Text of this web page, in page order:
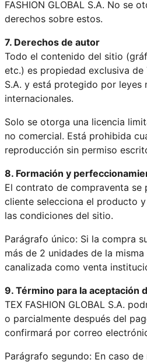
FASHION GLOBAL S.A. No se
derechos sobre estos.
7. Derechos de autor
Todo el contenido del sitio
etc.) es propiedad exclusiva de
S.A. y está protegido por leyes
internacionales.
Solo se otorga una licencia
no comercial. Está prohibida
reproducción sin permiso
8. Formación y
El contrato de compraventa se
cliente selecciona el producto
las condiciones del sitio.
Parágrafo único: Si la compra
más de 2 unidades de la
canalizada como venta
9. Término para la aceptación
TEX FASHION GLOBAL S.A.
o parcialmente después del
confirmará por correo
Parágrafo segundo: En caso